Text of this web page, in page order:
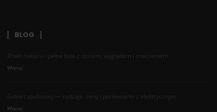
17-05-2025
100% zadowolenia i satysfakcji!
17-05-2025 DODANE O 14:04
BLOG
Znaki nakazu - pełna lista z opisem, wyglądem i znaczeniem
Więcej
Gokart spalinowy — rodzaje, ceny i porównanie z elektrycznym
Więcej